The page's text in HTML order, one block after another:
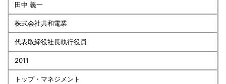
田中 義一
株式会社共和電業
代表取締役社長執行役員
2011
トップ・マネジメント